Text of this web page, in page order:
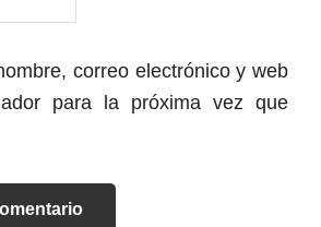
correo electrónico y web
para la próxima vez que